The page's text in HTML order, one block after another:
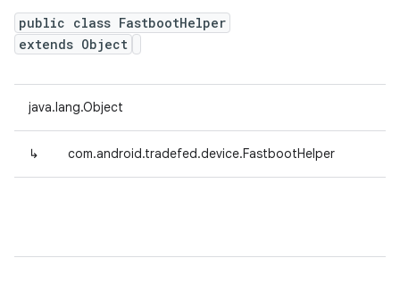
public class FastbootHelper
extends Object
java.lang.Object
↳ com.android.tradefed.device.FastbootHelper